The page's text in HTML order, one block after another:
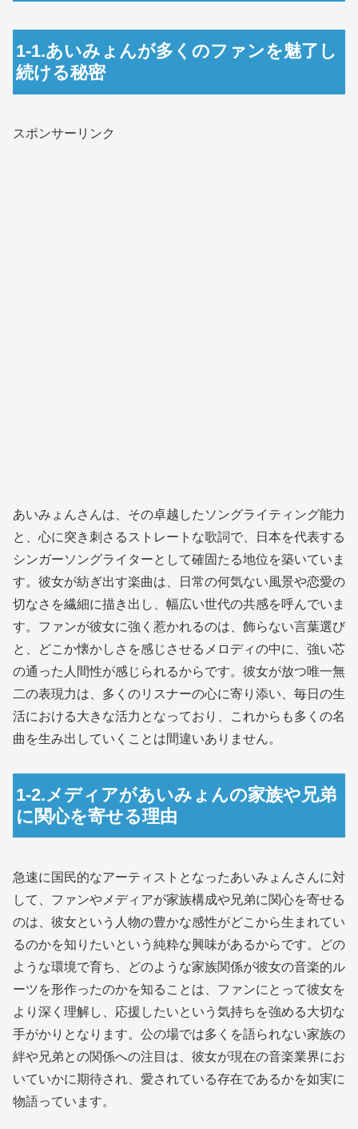
1-1.あいみょんが多くのファンを魅了し
続ける秘密
スポンサーリンク
あいみょんさんは、その卓越したソングライティング能力
と、心に突き刺さるストレートな歌詞で、日本を代表する
シンガーソングライターとして確固たる地位を築いていま
す。彼女が紡ぎ出す楽曲は、日常の何気ない風景や恋愛の
切なさを繊細に描き出し、幅広い世代の共感を呼んでいま
す。ファンが彼女に強く惹かれるのは、飾らない言葉選び
と、どこか懐かしさを感じさせるメロディの中に、強い芯
の通った人間性が感じられるからです。彼女が放つ唯一無
二の表現力は、多くのリスナーの心に寄り添い、毎日の生
活における大きな活力となっており、これからも多くの名
曲を生み出していくことは間違いありません。
1-2.メディアがあいみょんの家族や兄弟
に関心を寄せる理由
急速に国民的なアーティストとなったあいみょんさんに対
して、ファンやメディアが家族構成や兄弟に関心を寄せる
のは、彼女という人物の豊かな感性がどこから生まれてい
るのかを知りたいという純粋な興味があるからです。どの
ような環境で育ち、どのような家族関係が彼女の音楽的ル
ーツを形作ったのかを知ることは、ファンにとって彼女を
より深く理解し、応援したいという気持ちを強める大切な
手がかりとなります。公の場では多くを語られない家族の
絆や兄弟との関係への注目は、彼女が現在の音楽業界にお
いていかに期待され、愛されている存在であるかを如実に
物語っています。